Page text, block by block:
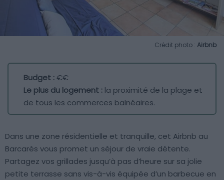
Crédit photo : Airbnb
Budget :€€
Le plus du logement : la proximité de la plage et
de tous les commerces balnéaires.
Dans une zone résidentielle et tranquille, cet Airbnb au
Barcarès vous promet un séjour de vraie détente.
Partagez vos grillades jusqu’à pas d’heure sur sa jolie
petite terrasse sans vis-à-vis équipée d’un barbecue en